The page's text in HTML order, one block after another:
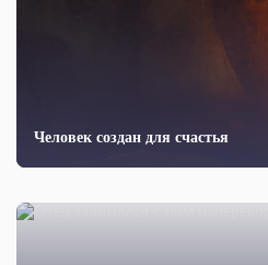
Человек создан для счастья